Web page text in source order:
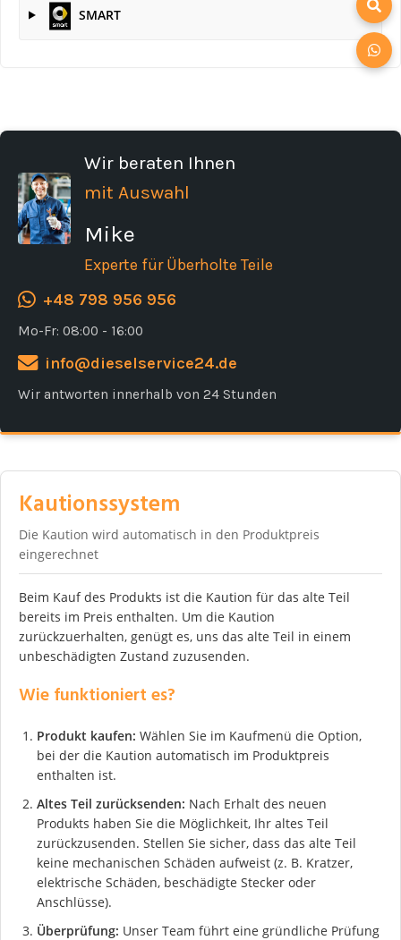
SMART
Wir beraten Ihnen
mit Auswahl
Mike
Experte für Überholte Teile
+48 798 956 956
Mo-Fr: 08:00 - 16:00
info@dieselservice24.de
Wir antworten innerhalb von 24 Stunden
Kautionssystem
Die Kaution wird automatisch in den Produktpreis
eingerechnet
Beim Kauf des Produkts ist die Kaution für das alte Teil
bereits im Preis enthalten. Um die Kaution
zurückzuerhalten, genügt es, uns das alte Teil in einem
unbeschädigten Zustand zuzusenden.
Wie funktioniert es?
Produkt kaufen: Wählen Sie im Kaufmenü die Option,
bei der die Kaution automatisch im Produktpreis
enthalten ist.
Altes Teil zurücksenden: Nach Erhalt des neuen
Produkts haben Sie die Möglichkeit, Ihr altes Teil
zurückzusenden. Stellen Sie sicher, dass das alte Teil
keine mechanischen Schäden aufweist (z. B. Kratzer,
elektrische Schäden, beschädigte Stecker oder
Anschlüsse).
Überprüfung: Unser Team führt eine gründliche Prüfung